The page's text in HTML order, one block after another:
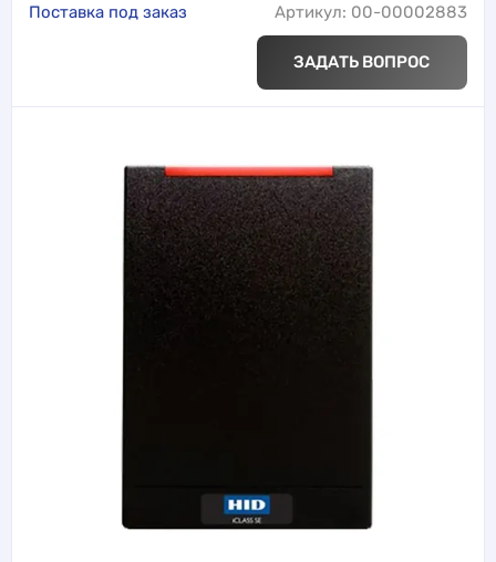
Поставка под заказ Артикул: 00-00002883
ЗАДАТЬ ВОПРОС